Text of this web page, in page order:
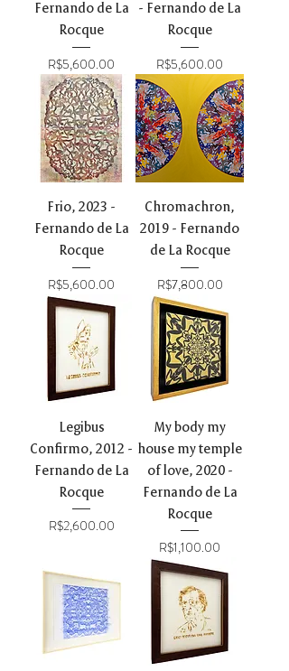
Fernando de La
Rocque
Price
R$5,600.00
- Fernando de La
Rocque
Price
R$5,600.00
Frio, 2023 -
Fernando de La
Rocque
Price
R$5,600.00
Chromachron,
2019 - Fernando
de La Rocque
Price
R$7,800.00
Legibus
Confirmo, 2012 -
Fernando de La
Rocque
Price
R$2,600.00
My body my
house my temple
of love, 2020 -
Fernando de La
Rocque
Price
R$1,100.00